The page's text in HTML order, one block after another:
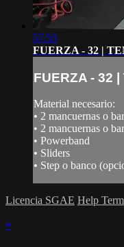
57:55
FUERZA - 32 |
FUERZA - 32 |
Material necesario:
• 2 mancuernas o
• 2 mancuernas o
• Powerband
• Sliders
• Step o banco
Licencia SGAE Help
×